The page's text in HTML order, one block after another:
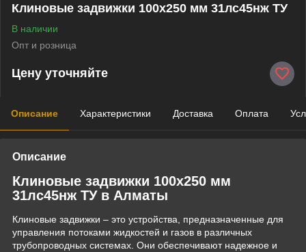
Клиновые задвижки 100x250 мм 31лс45нж ТУ
В наличии
Опт и розница
Цену уточняйте
Описание Характеристики Доставка Оплата
Описание
Клиновые задвижки 100x250 мм
31лс45нж ТУ в Алматы
Клиновые задвижки – это устройства, предназначенные для
управления потоками жидкостей и газов в различных
трубопроводных системах. Они обеспечивают надежное и